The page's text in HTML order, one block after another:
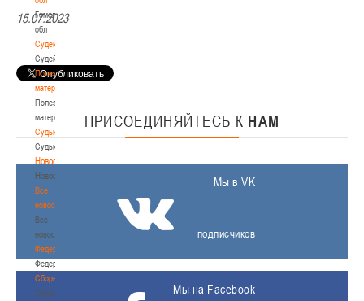
Гомельская
обл
Судейство
Судейство
Полезные
материалы
Полезные
материалы
Судьи
Судьи
Новости
Новости
Все
новости
Все
новости
Федерация
Федерация
Сборные
Сборные
15.07.2023
ПРИСОЕДИНЯЙТЕСЬ К НАМ
Мы в VK
подписчиков
Мы на Facebook